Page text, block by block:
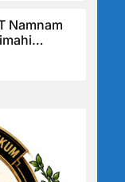
Namnam
Klaim
Justru